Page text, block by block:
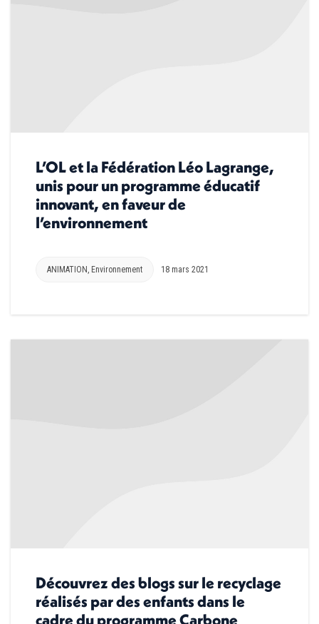
L’OL et la Fédération Léo Lagrange,
unis pour un programme éducatif
innovant, en faveur de
l’environnement
ANIMATION , Environnement 18 mars 2021
Découvrez des blogs sur le recyclage
réalisés par des enfants dans le
cadre du programme Carbone